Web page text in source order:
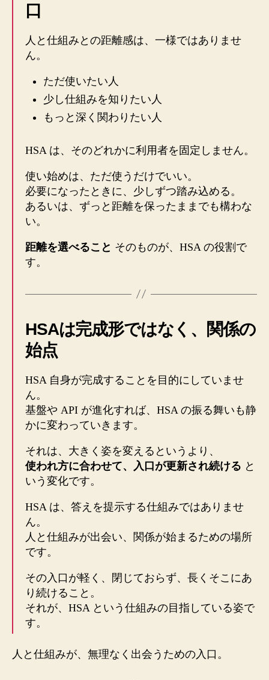
口
人と仕組みとの距離感は、一様ではありませ
ん。
ただ使いたい人
少し仕組みを知りたい人
もっと深く関わりたい人
HSA は、そのどれかに利用者を固定しません。
使い始めは、ただ使うだけでいい。
必要になったときに、少しずつ踏み込める。
あるいは、ずっと距離を保ったままでも構わな
い。
距離を選べること そのものが、HSA の役割で
す。
HSAは完成形ではなく、関係の
始点
HSA 自身が完成することを目的にしていませ
ん。
基盤や API が進化すれば、HSA の振る舞いも静
かに変わっていきます。
それは、大きく姿を変えるというより、
使われ方に合わせて、入口が更新され続ける と
いう変化です。
HSA は、答えを提示する仕組みではありませ
ん。
人と仕組みが出会い、関係が始まるための場所
です。
その入口が軽く、閉じておらず、長くそこにあ
り続けること。
それが、HSA という仕組みの目指している姿で
す。
人と仕組みが、無理なく出会うための入口。